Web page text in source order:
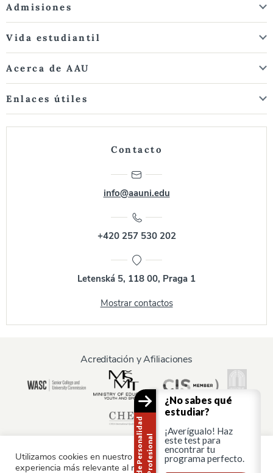
Admisiones
Vida estudiantil
Acerca de AAU
Enlaces útiles
Contacto
info@aauni.edu
+420 257 530 202
Letenská 5, 118 00, Praga 1
Mostrar contactos
Acreditación y Afiliaciones
Utilizamos cookies en nuestro sitio web para ofrecerle la
experiencia más relevante al recordar sus preferencias y
T
e
s
t
d
e
P
e
r
s
o
n
al
i
d
a
d
P
r
o
f
e
s
i
o
n
al
¿No sabes qué
estudiar?
¡Averígualo! Haz
este test para
encontrar tu
programa perfecto.